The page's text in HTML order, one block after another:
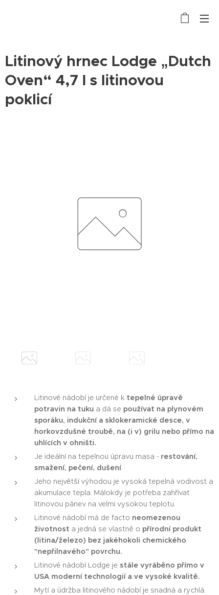
Litinový hrnec Lodge „Dutch
Oven“ 4,7 l s litinovou
poklicí
Litinové nádobí je určené k tepelné úpravě
potravin na tuku a dá se používat na plynovém
sporáku, indukční a sklokeramické desce, v
horkovzdušné troubě, na (i v) grilu nebo přímo na
uhlících v ohništi.
Je ideální na tepelnou úpravu masa - restování,
smažení, pečení, dušení.
Jeho největší výhodou je vysoká tepelná vodivost a
akumulace tepla. Málokdy je potřeba zahřívat
litinovou pánev na velmi vysokou teplotu.
Litinové nádobí má de facto neomezenou
životnost a jedná se vlastně o přírodní produkt
(litina/železo) bez jakéhokoli chemického
"nepřilnavého" povrchu.
Litinové nádobí Lodge je stále vyráběno přímo v
USA moderní technologií a ve vysoké kvalitě.
Mytí a údržba litinového nádobí je snadná a rychlá.